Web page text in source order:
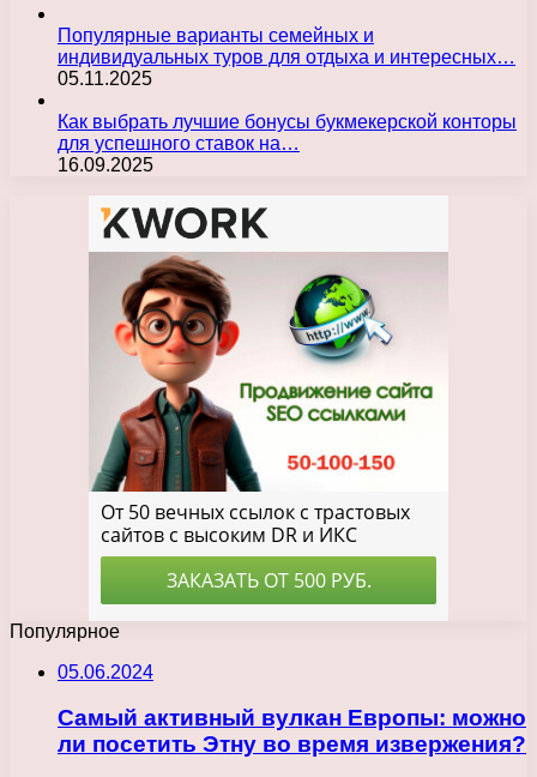
Популярные варианты семейных и
индивидуальных туров для отдыха и интересных…
05.11.2025
Как выбрать лучшие бонусы букмекерской конторы
для успешного ставок на…
16.09.2025
Популярное
05.06.2024
Самый активный вулкан Европы: можно
ли посетить Этну во время извержения?